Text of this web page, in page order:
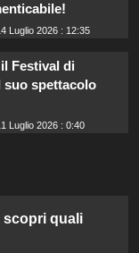
Luglio 2026 : 12:35
Festival di
suo spettacolo
Luglio 2026 : 0:40
scopri quali